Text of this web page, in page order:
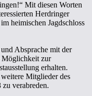
Mit diesen Worten
Herdringer
heimischen Jagdschloss
Absprache mit der
Möglichkeit zur
erhalten.
Mitglieder des
zu verabreden.